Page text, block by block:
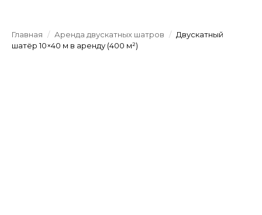
Главная / Аренда двускатных шатров / Двускатный
шатёр 10×40 м в аренду (400 м²)